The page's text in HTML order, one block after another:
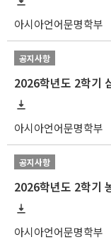
아시아언어문명학부
공지사항
아시아언어문명학부
공지사항
2026학년도 2학기
아시아언어문명학부